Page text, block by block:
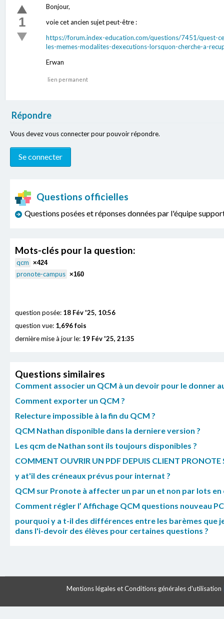
1
Bonjour,
voie cet ancien sujet peut-être :
https://forum.index-education.com/questions/7451/quest-
les-memes-modalites-dexecutions-lorsquon-cherche-a-
Erwan
lien permanent
Répondre
Vous devez vous connecter pour pouvoir répondre.
Questions officielles
Questions posées et réponses données par l'équipe
Mots-clés pour la question:
qcm ×424
pronote-campus ×160
question posée: 18 Fév '25, 10:56
question vue: 1,696 fois
dernière mise à jour le: 19 Fév '25, 21:35
Questions similaires
Comment associer un QCM à un devoir pour le donner
Comment exporter un QCM ?
Relecture impossible à la fin du QCM ?
QCM Nathan disponible dans la derniere version ?
Les qcm de Nathan sont ils toujours disponibles ?
COMMENT OUVRIR UN PDF DEPUIS CLIENT PRONOTE
y at'il des créneaux prévus pour internat ?
QCM sur Pronote à affecter un par un et non par lots en
Comment régler l’ Affichage QCM questions nouveau
pourquoi y a t-il des différences entre les barèmes que
dans l'i-devoir des élèves pour certaines questions ?
Mentions légales et Conditions générales d'utilisation